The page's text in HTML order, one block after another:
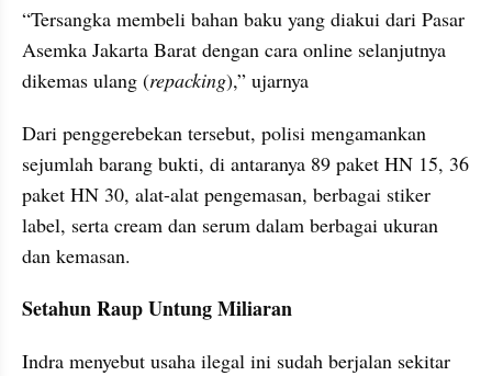
“Tersangka membeli bahan baku yang diakui dari Pasar
Asemka Jakarta Barat dengan cara online selanjutnya
dikemas ulang (repacking),” ujarnya
Dari penggerebekan tersebut, polisi mengamankan
sejumlah barang bukti, di antaranya 89 paket HN 15, 36
paket HN 30, alat-alat pengemasan, berbagai stiker
label, serta cream dan serum dalam berbagai ukuran
dan kemasan.
Setahun Raup Untung Miliaran
Indra menyebut usaha ilegal ini sudah berjalan sekitar